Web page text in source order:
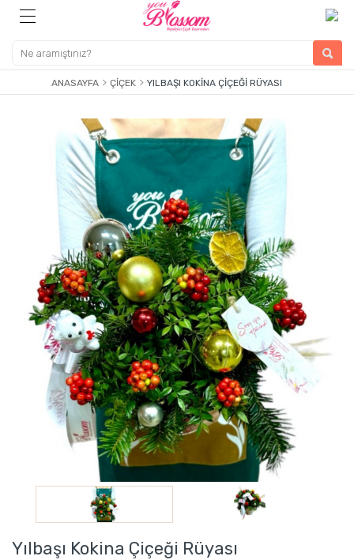
ANASAYFA ÇIÇEK YILBAŞI KOKINA ÇIÇEĞI RÜYASI
Yılbaşı Kokina Çiçeği Rüyası